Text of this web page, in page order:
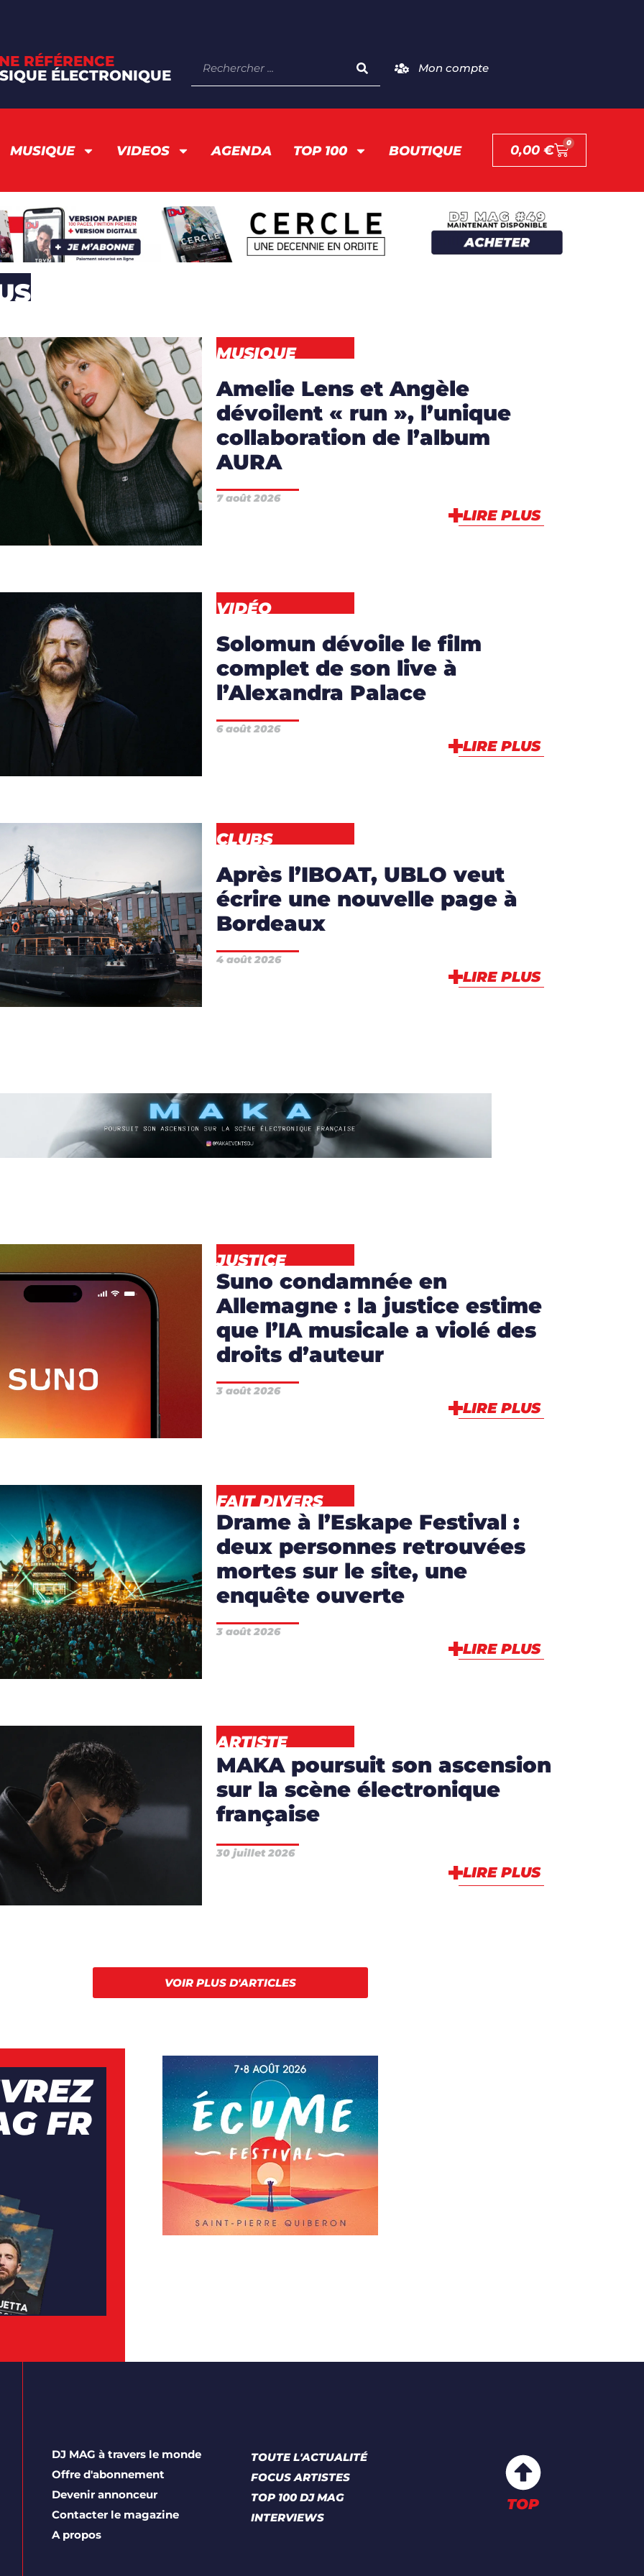
RÉFÉRENCE
ÉLECTRONIQUE
Mon compte
MUSIQUE VIDEOS AGENDA TOP 100 BOUTIQUE 0,00€ 0
,
,
,DJS,
,NEWS
MUSIQUE
Amelie Lens et Angèle
dévoilent « run », l’unique
collaboration de l’album
AURA
7 août 2026
LIRE PLUS
,CLIP,DJS
,VIDÉO
VIDÉO
Solomun dévoile le film
complet de son live à
l’Alexandra Palace
6 août 2026
LIRE PLUS
,CLUBS,
NEWS
CLUBS
Après l’IBOAT, UBLO veut
écrire une nouvelle page à
Bordeaux
4 août 2026
LIRE PLUS
, NEWS
JUSTICE
Suno condamnée en
Allemagne : la justice estime
que l’IA musicale a violé des
droits d’auteur
3 août 2026
LIRE PLUS
,NEWS
FAIT DIVERS
Drame à l’Eskape Festival :
deux personnes retrouvées
mortes sur le site, une
enquête ouverte
3 août 2026
LIRE PLUS
,
,DJS
ARTISTE
MAKA poursuit son ascension
sur la scène électronique
française
30 juillet 2026
LIRE PLUS
VOIR PLUS D'ARTICLES
FR
DJ MAG à travers le monde
Offre d'abonnement
Devenir annonceur
Contacter le magazine
A propos
TOUTE L'ACTUALITÉ
FOCUS ARTISTES
TOP 100 DJ MAG
INTERVIEWS
TOP